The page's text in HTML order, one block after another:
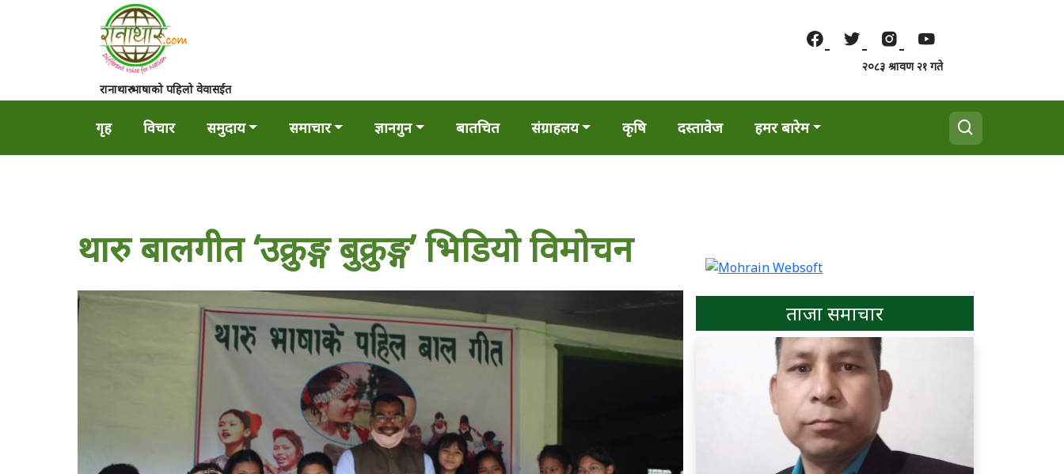
रानाथारु भाषाको पहिलो वेवासईत
२०८३ श्रावण २१ गते
गृह विचार समुदाय समाचार ज्ञानगुन बातचित संग्राहलय कृषि दस्तावेज हमर बारेम
थारु बालगीत ‘उक्रुङ्ग बुक्रुङ्ग’ भिडियो विमोचन
ताजा समाचार